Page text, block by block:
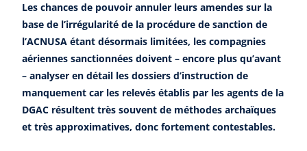
Les chances de pouvoir annuler leurs amendes sur la
base de l’irrégularité de la procédure de sanction de
l’ACNUSA étant désormais limitées, les compagnies
aériennes sanctionnées doivent – encore plus qu’avant
– analyser en détail les dossiers d’instruction de
manquement car les relevés établis par les agents de la
DGAC résultent très souvent de méthodes archaïques
et très approximatives, donc fortement contestables.